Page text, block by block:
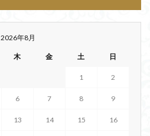
2026年8月
木 金 土 日
1 2
6 7 8 9
13 14 15 16